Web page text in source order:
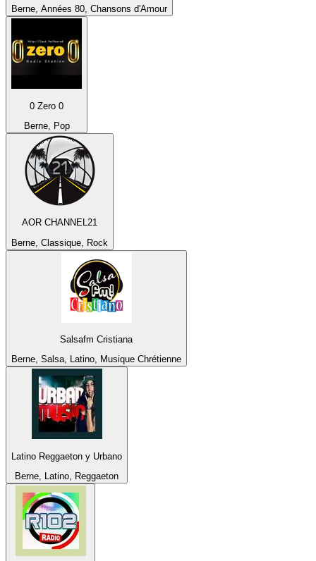
Berne, Années 80, Chansons d'Amour
0 Zero 0
Berne, Pop
AOR CHANNEL21
Berne, Classique, Rock
Salsafm Cristiana
Berne, Salsa, Latino, Musique Chrétienne
Latino Reggaeton y Urbano
Berne, Latino, Reggaeton